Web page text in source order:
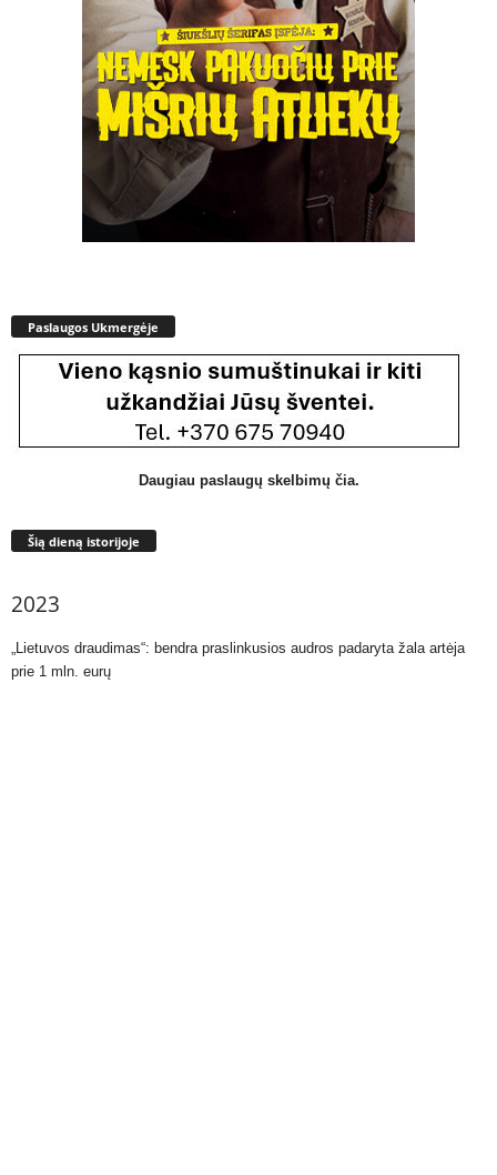
Paslaugos Ukmergėje
Daugiau paslaugų skelbimų čia.
Šią dieną istorijoje
2023
„Lietuvos draudimas“: bendra praslinkusios audros padaryta žala artėja
prie 1 mln. eurų